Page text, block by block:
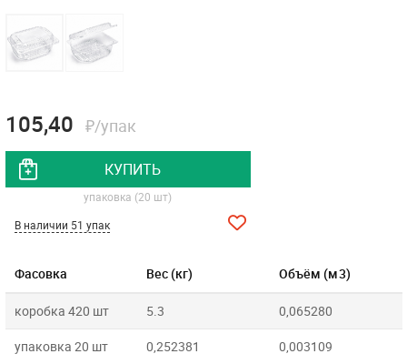
Фасовка Вес (кг) Объём (м3)
коробка 420 шт 5.3 0,065280
упаковка 20 шт 0,252381 0,003109
105,40 ₽/упак
КУПИТЬ
упаковка (20 шт)
В наличии 51 упак